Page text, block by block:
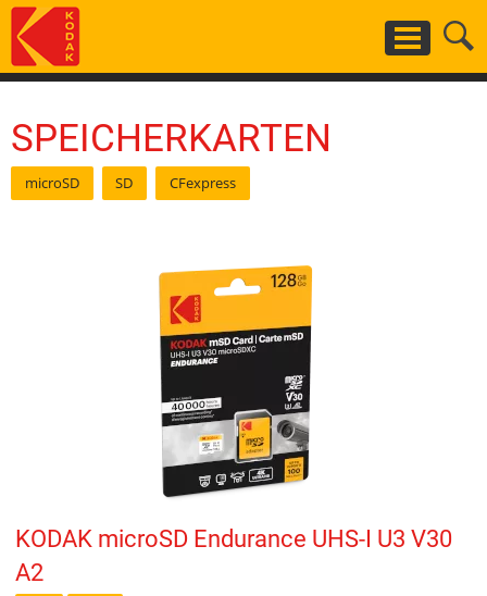
Skip
to
main
SPEICHERKARTEN
microSD SD CFexpress
KODAK microSD Endurance UHS-I U3 V30
A2